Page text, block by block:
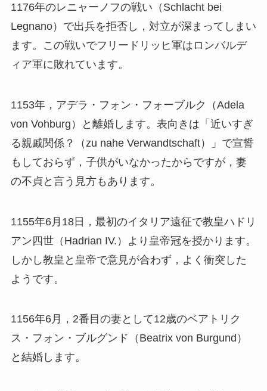
1176年のレニャーノフの戦い（Schlacht bei
Legnano）で出兵を拒否し，対立が深まってしまい
ます。この戦いでフリードリッヒ軍はロンバルデ
ィア軍に敗れています。
1153年，アデラ・フォン・フォーブルク（Adela
von Vohburg）と離婚します。表向きは「近いすぎ
る親戚関係？（zu nahe Verwandtschaft）」で宣誓
もしておらず，子供がいなかったからですが，妻
の不貞と言う見方もあります。
1155年6月18日，最初のイタリア遠征で教皇ハドリ
アン四世（Hadrian IV.）より皇帝冠を授かります。
しかし教皇と皇帝で意見が合わず，よく衝突した
ようです。
1156年6月，2番目の妻として12歳のベアトリク
ス・フォン・ブルグンド（Beatrix von Burgund）
と結婚します。